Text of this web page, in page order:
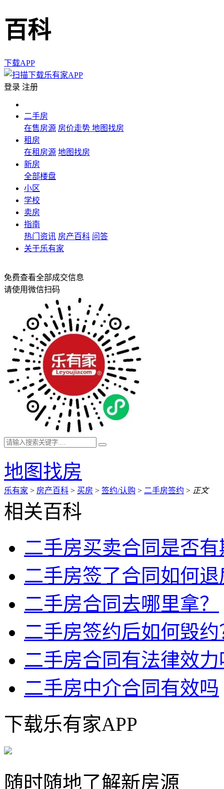
百科
下载APP
登录 注册
二手房
在售房源 房价走势 地图找房
租房
在租房源 地图找房
新房
全部楼盘
小区
学校
卖房
指南
热门资讯 房产百科 问答
关于乐有家
免费查看全部成交信息
请使用微信扫码
地图找房
乐有家 > 房产百科 > 买房 > 签约/认购 > 二手房签约 > 正文
相关百科
二手房买卖合同是否
二手房签了合同如何退
二手房合同去哪里拿？
二手房签约后如何毁约
二手房合同有法律效力
二手房中介合同有效吗
下载乐有家APP
随时随地了解新房源